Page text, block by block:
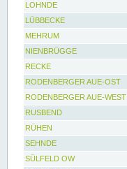
LOHNDE
LÜBBECKE
MEHRUM
NIENBRÜGGE
RECKE
RODENBERGER AUE-OST
RODENBERGER AUE-WEST
RUSBEND
RÜHEN
SEHNDE
SÜLFELD OW